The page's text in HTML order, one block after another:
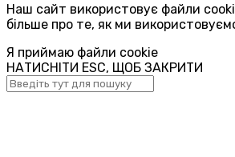
Наш сайт використовує файли
більше про те, як ми
Я приймаю файли cookie
НАТИСНІТИ ESC, ЩОБ ЗАКРИТИ